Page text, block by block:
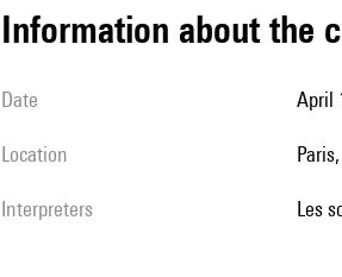
information about the
date
location
interpreters les